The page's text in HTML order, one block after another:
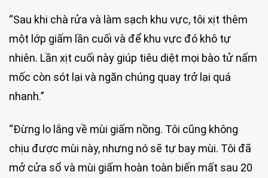
“Sau khi chà rửa và làm sạch khu vực, tôi xịt thêm
một lớp giấm lần cuối và để khu vực đó khô tự
nhiên. Lần xịt cuối này giúp tiêu diệt mọi bào tử nấm
mốc còn sót lại và ngăn chúng quay trở lại quá
nhanh.”
“Đừng lo lắng về mùi giấm nồng. Tôi cũng không
chịu được mùi này, nhưng nó sẽ tự bay mùi. Tôi đã
mở cửa sổ và mùi giấm hoàn toàn biến mất sau 20